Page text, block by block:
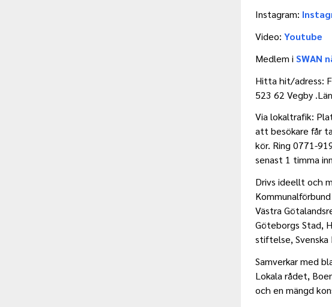
Instagram:
Video: Youtube
Medlem i SWAN
Hitta hit/adress:
523 62 Vegby
Via lokaltrafik:
att besökare får
kör. Ring 0771-
senast 1 timma
Drivs ideellt och
Västra
Göteborgs Stad,
stiftelse, Svenska
Samverkar med
Lokala rådet,
och en mängd